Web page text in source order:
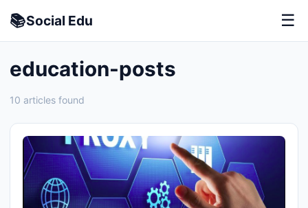
📚Social Edu ☰
education-posts
10 articles found